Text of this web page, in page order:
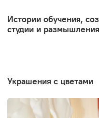
Истории обучения,
студии и
украшения с цветами